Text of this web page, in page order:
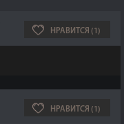
НРАВИТСЯ (1)
НРАВИТСЯ (1)